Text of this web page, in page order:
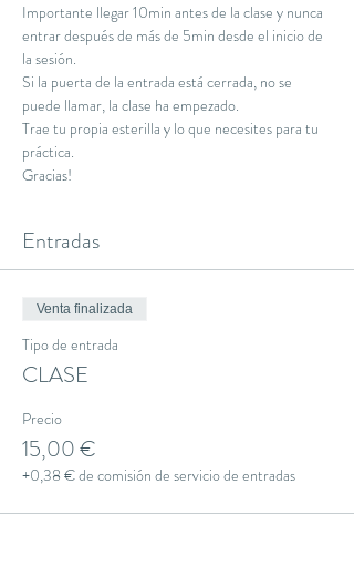
Importante llegar 10min antes de la clase y nunca
entrar después de más de 5min desde el inicio de
la sesión.
Si la puerta de la entrada está cerrada, no se
puede llamar, la clase ha empezado.
Trae tu propia esterilla y lo que necesites para tu
práctica.
Gracias!
Entradas
Venta finalizada
Tipo de entrada
CLASE
Precio
15,00 €
+0,38 € de comisión de servicio de entradas